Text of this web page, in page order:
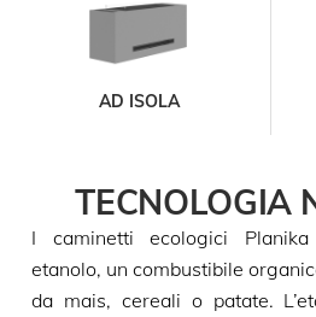
AD ISOLA
TECNOLOGIA
I caminetti ecologici
etanolo, un combustibile
da mais, cereali o patate.